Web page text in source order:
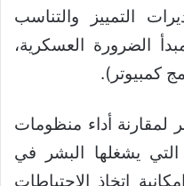
التمييز والتناسب
الضرورة العسكرية،
كمبيوتر).
لمقارنة أداء منظومات
التي يشغلها البشر في
اتخاذ الاحتياطات